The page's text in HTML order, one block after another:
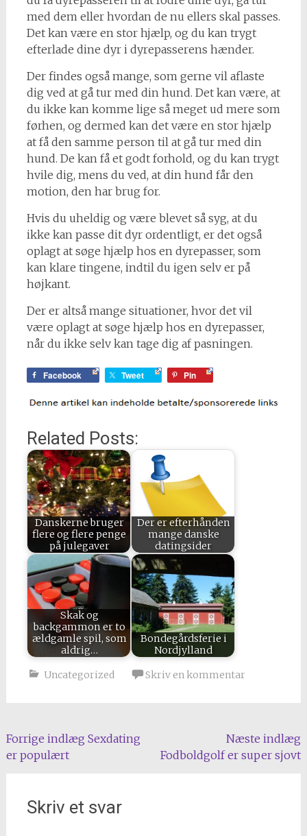
med dem eller hvordan de nu ellers skal passes.
Det kan være en stor hjælp, og du kan trygt
efterlade dine dyr i dyrepasserens hænder.
Der findes også mange, som gerne vil aflaste
dig ved at gå tur med din hund. Det kan være, at
du ikke kan komme lige så meget ud mere som
førhen, og dermed kan det være en stor hjælp
at få den samme person til at gå tur med din
hund. De kan få et godt forhold, og du kan trygt
hvile dig, mens du ved, at din hund får den
motion, den har brug for.
Hvis du uheldig og være blevet så syg, at du
ikke kan passe dit dyr ordentligt, er det også
oplagt at søge hjælp hos en dyrepasser, som
kan klare tingene, indtil du igen selv er på
højkant.
Der er altså mange situationer, hvor det vil
være oplagt at søge hjælp hos en dyrepasser,
når du ikke selv kan tage dig af pasningen.
Facebook Tweet Pin
Related Posts:
Danskerne bruger
flere og flere penge
på julegaver
Der er efterhånden
mange danske
datingsider
Skak og
backgammon er to
ældgamle spil, som
aldrig…
Bondegårdsferie i
Nordjylland
Uncategorized Skriv en kommentar
Indlæg
navigation
Forrige indlæg Sexdating
er populært
Næste indlæg
Fodboldgolf er super sjovt
Skriv et svar